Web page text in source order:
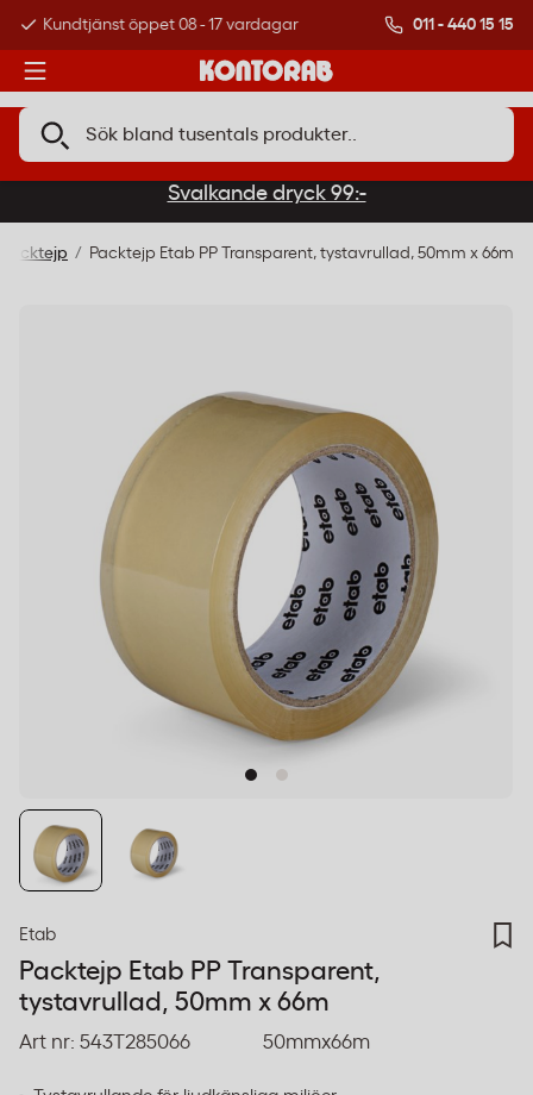
Kundtjänst öppet 08 - 17 vardagar Över 500 000
011 - 440 15 15
Svalkande dryck 99:-
Packtejp Packtejp Etab PP Transparent, tystavrullad, 50mm x 66m
Etab
Packtejp Etab PP Transparent,
tystavrullad, 50mm x 66m
Art nr: 543T285066 50mmx66m